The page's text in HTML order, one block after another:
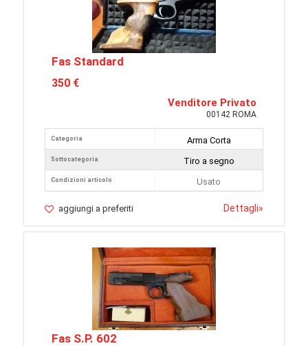
Fas Standard
350 €
Venditore Privato
00142 ROMA
Categoria
Sottocategoria
Condizioni articolo
Arma Corta
Tiro a segno
Usato
aggiungi a preferiti Dettagli»
Fas S.P. 602